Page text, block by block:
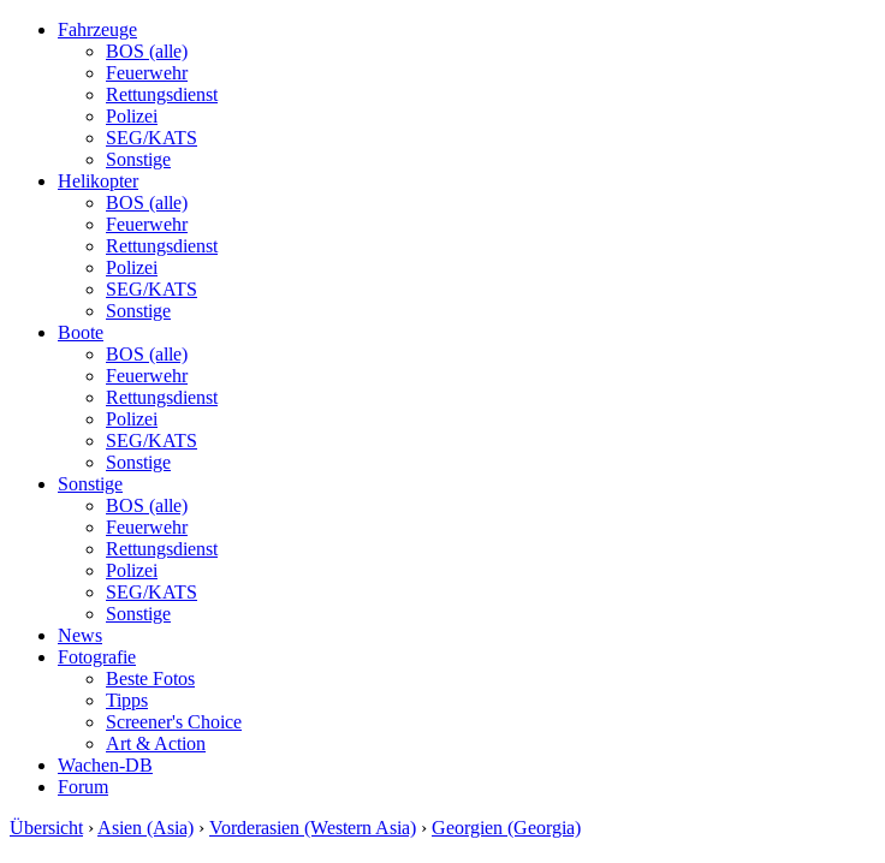
Fahrzeuge
BOS (alle)
Feuerwehr
Rettungsdienst
Polizei
SEG/KATS
Sonstige
Helikopter
BOS (alle)
Feuerwehr
Rettungsdienst
Polizei
SEG/KATS
Sonstige
Boote
BOS (alle)
Feuerwehr
Rettungsdienst
Polizei
SEG/KATS
Sonstige
Sonstige
BOS (alle)
Feuerwehr
Rettungsdienst
Polizei
SEG/KATS
Sonstige
News
Fotografie
Beste Fotos
Tipps
Screener's Choice
Art & Action
Wachen-DB
Forum
Übersicht › Asien (Asia) › Vorderasien (Western Asia) › Georgien (Georgia)